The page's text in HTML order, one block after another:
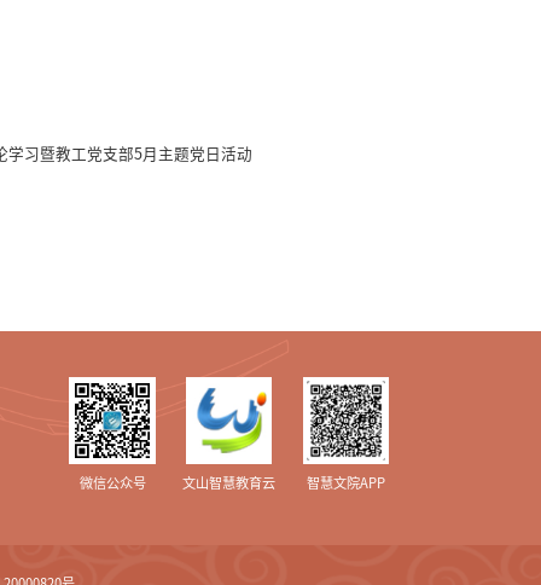
习暨教工党支部5月主题党日活动
微信公众号 文山智慧教育云 智慧文院APP